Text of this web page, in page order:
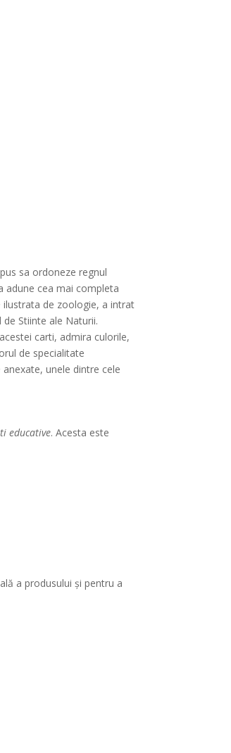
sa ordoneze regnul
adune cea mai completa
ilustrata de zoologie, a intrat
Stiinte ale Naturii.
carti, admira culorile,
de specialitate
unele dintre cele
educative. Acesta este
a produsului și pentru a